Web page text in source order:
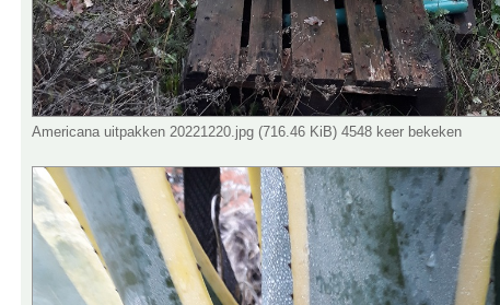
Americana uitpakken 20221220.jpg (716.46 KiB) 4548 keer bekeken